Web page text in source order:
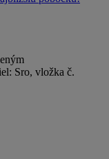
Sro, vložka č.